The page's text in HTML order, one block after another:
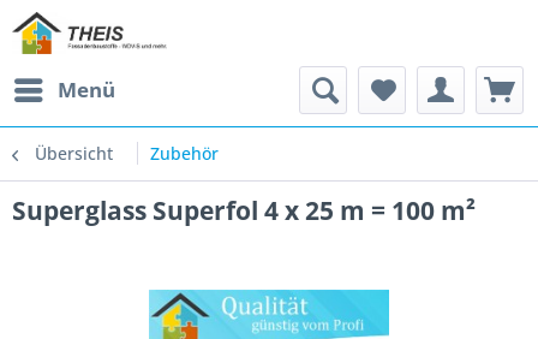
Menü
Übersicht Zubehör
Superglass Superfol 4 x 25 m = 100 m²